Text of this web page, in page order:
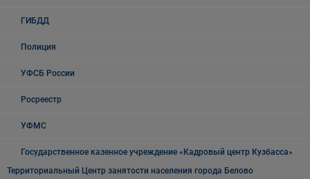
ГИБДД
Полиция
УФСБ России
Росреестр
УФМС
Государственное казенное учреждение «Кадровый центр Кузбасса»
Территориальный Центр занятости населения города Белово